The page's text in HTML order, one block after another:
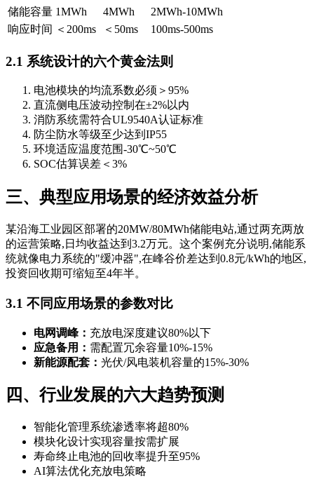
储能容量 1MWh 4MWh
2MWh-10MWh
响应时间 ＜200ms ＜50ms 100ms-500ms
2.1 系统设计的六个黄金法则
电池模块的均流系数必须＞95%
直流侧电压波动控制在±2%以内
消防系统需符合UL9540A认证标准
防尘防水等级至少达到IP55
环境适应温度范围-30℃~50℃
SOC估算误差＜3%
三、典型应用场景的经济效益分析
某沿海工业园区部署的20MW/80MWh储能电站,通过两充两放
的运营策略,日均收益达到3.2万元。这个案例充分说明,储能系
统就像电力系统的"缓冲器",在峰谷价差达到0.8元/kWh的地区,
投资回收期可缩短至4年半。
3.1 不同应用场景的参数对比
电网调峰： 充放电深度建议80%以下
应急备用： 需配置冗余容量10%-15%
新能源配套： 光伏/风电装机容量的15%-30%
四、行业发展的六大趋势预测
智能化管理系统渗透率将超80%
模块化设计实现容量按需扩展
寿命终止电池的回收率提升至95%
AI算法优化充放电策略